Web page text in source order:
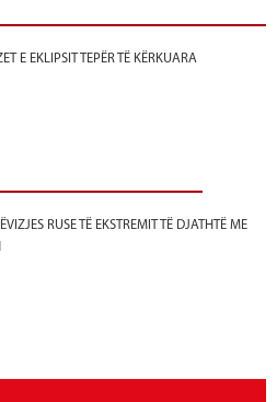
E EKLIPSIT TEPËR TË KËRKUARA
RUSE TË EKSTREMIT TË DJATHTË ME